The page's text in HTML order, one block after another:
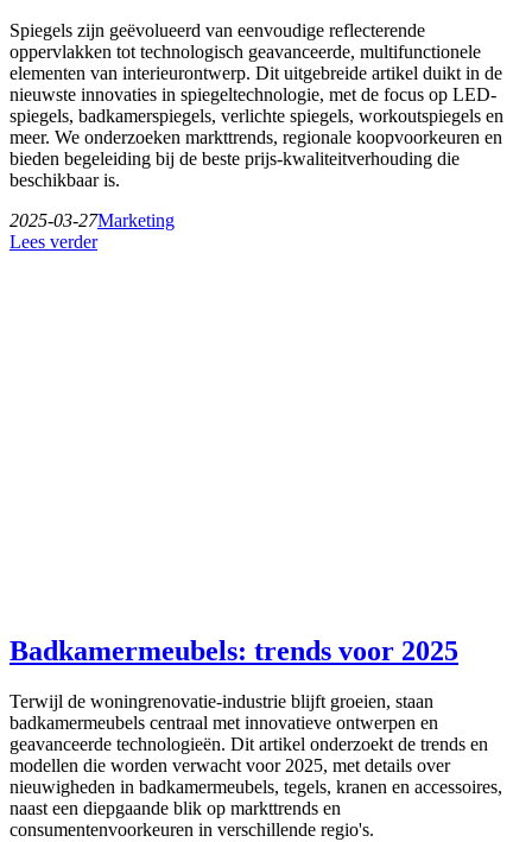
Spiegels zijn geëvolueerd van eenvoudige reflecterende
oppervlakken tot technologisch geavanceerde, multifunctionele
elementen van interieurontwerp. Dit uitgebreide artikel duikt in de
nieuwste innovaties in spiegeltechnologie, met de focus op LED-
spiegels, badkamerspiegels, verlichte spiegels, workoutspiegels en
meer. We onderzoeken markttrends, regionale koopvoorkeuren en
bieden begeleiding bij de beste prijs-kwaliteitverhouding die
beschikbaar is.
2025-03-27Marketing
Lees verder
Badkamermeubels: trends voor 2025
Terwijl de woningrenovatie-industrie blijft groeien, staan
badkamermeubels centraal met innovatieve ontwerpen en
geavanceerde technologieën. Dit artikel onderzoekt de trends en
modellen die worden verwacht voor 2025, met details over
nieuwigheden in badkamermeubels, tegels, kranen en accessoires,
naast een diepgaande blik op markttrends en
consumentenvoorkeuren in verschillende regio's.